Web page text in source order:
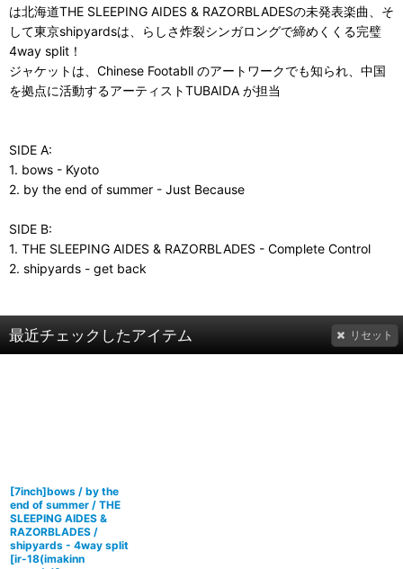
は北海道THE SLEEPING AIDES & RAZORBLADESの未発表楽曲、そ
して東京shipyardsは、らしさ炸裂シンガロングで締めくくる完璧
4way split！
ジャケットは、Chinese Footabll のアートワークでも知られ、中国
を拠点に活動するアーティストTUBAIDA が担当
SIDE A:
1. bows - Kyoto
2. by the end of summer - Just Because
SIDE B:
1. THE SLEEPING AIDES & RAZORBLADES - Complete Control
2. shipyards - get back
最近チェックしたアイテム リセット
[7inch]bows / by the
end of summer / THE
SLEEPING AIDES &
RAZORBLADES /
shipyards - 4way split
[ir-18(imakinn